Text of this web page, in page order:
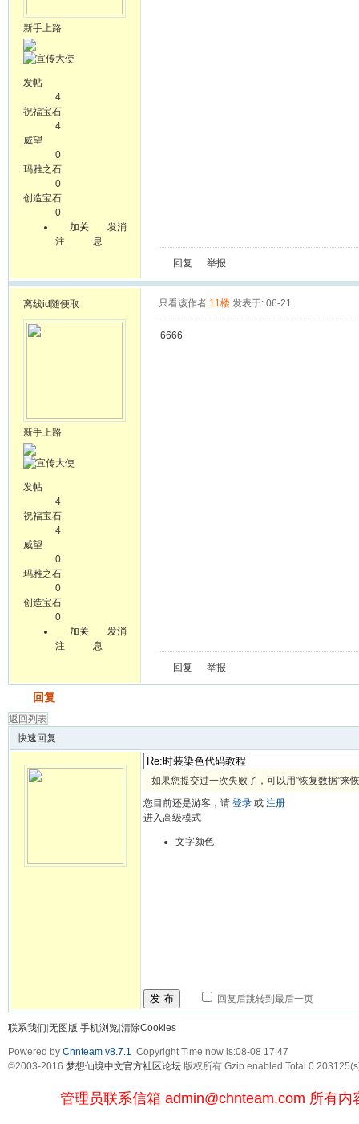
新手上路
发帖
4
祝福宝石
4
威望
0
玛雅之石
0
创造宝石
0
加关
注
发消
息
回复 举报
离线id随便取
新手上路
发帖
4
祝福宝石
4
威望
0
玛雅之石
0
创造宝石
0
加关
注
发消
息
只看该作者 11楼 发表于: 06-21
6666
回复 举报
回复
返回列表
快速回复
如果您提交过一次失败了，可以用”恢复数据”来
您目前还是游客，请 登录 或 注册
进入高级模式
文字颜色
发 布 回复后跳转到最后一页
联系我们 无图版 手机浏览 清除Cookies
Powered by Chnteam v8.7.1 Copyright Time now is:08-08 17:47
©2003-2016 梦想仙境中文官方社区论坛 版权所有 Gzip enabled Total
管理员联系信箱 admin@chnteam.com 所有内